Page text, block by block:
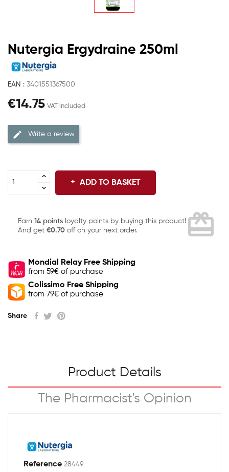
Nutergia Ergydraine 250ml
EAN : 3401551367500
€14.75 VAT included
Write a review
ADD TO BASKET
Earn 14 points loyalty points by buying this product!
And get €0.70 off on your next order. card_giftcard
Mondial Relay Free Shipping
from 59€ of purchase
Colissimo Free Shipping
from 79€ of purchase
Share
Product Details
The Pharmacist's Opinion
Reference 28449